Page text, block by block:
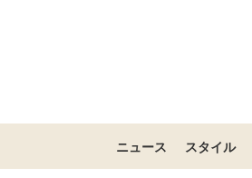
ニュース スタイル